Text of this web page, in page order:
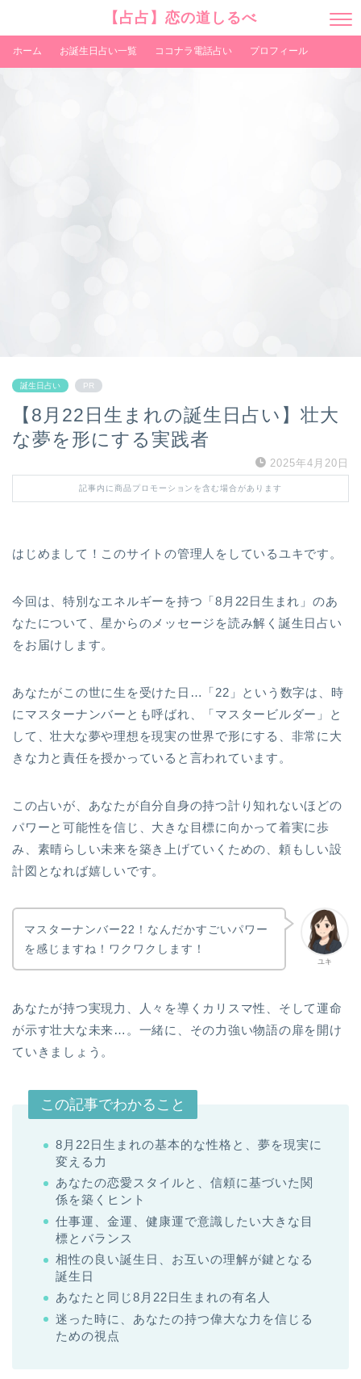
E
U
【占占】恋の道しるべ
ホーム お誕生日占い一覧 ココナラ電話占い プロフィール
誕生日占い PR
【8月22日生まれの誕生日占い】壮大
な夢を形にする実践者
2025年4月20日
記事内に商品プロモーションを含む場合があります
はじめまして！このサイトの管理人をしているユキです。
今回は、特別なエネルギーを持つ「8月22日生まれ」のあ
なたについて、星からのメッセージを読み解く誕生日占い
をお届けします。
あなたがこの世に生を受けた日…「22」という数字は、時
にマスターナンバーとも呼ばれ、「マスタービルダー」と
して、壮大な夢や理想を現実の世界で形にする、非常に大
きな力と責任を授かっていると言われています。
この占いが、あなたが自分自身の持つ計り知れないほどの
パワーと可能性を信じ、大きな目標に向かって着実に歩
み、素晴らしい未来を築き上げていくための、頼もしい設
計図となれば嬉しいです。
ユキ
マスターナンバー22！なんだかすごいパワー
を感じますね！ワクワクします！
あなたが持つ実現力、人々を導くカリスマ性、そして運命
が示す壮大な未来…。一緒に、その力強い物語の扉を開け
ていきましょう。
この記事でわかること
8月22日生まれの基本的な性格と、夢を現実に
変える力
あなたの恋愛スタイルと、信頼に基づいた関
係を築くヒント
仕事運、金運、健康運で意識したい大きな目
標とバランス
相性の良い誕生日、お互いの理解が鍵となる
誕生日
あなたと同じ8月22日生まれの有名人
迷った時に、あなたの持つ偉大な力を信じる
ための視点